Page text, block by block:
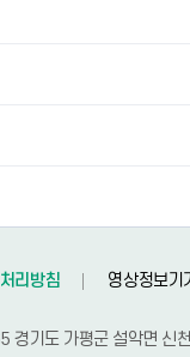
리방침 영상정보기
경기도 가평군 설악면 신